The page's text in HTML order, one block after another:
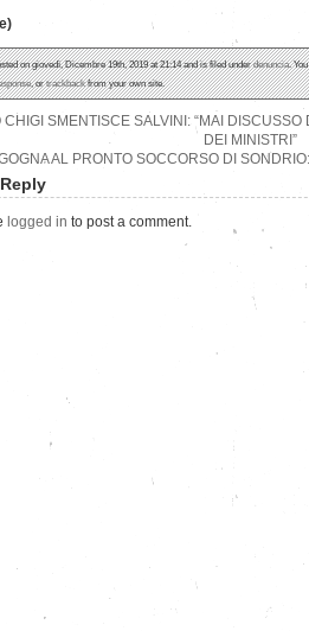
on giovedì, Dicembre 19th, 2019 at 21:14 and is filed underdenuncia.
, ortrackbackfrom your own site.
CHIGI SMENTISCE SALVINI: “MAI
DEI MINISTRI”
AL PRONTO SOCCORSO DI
logged in to post a comment.